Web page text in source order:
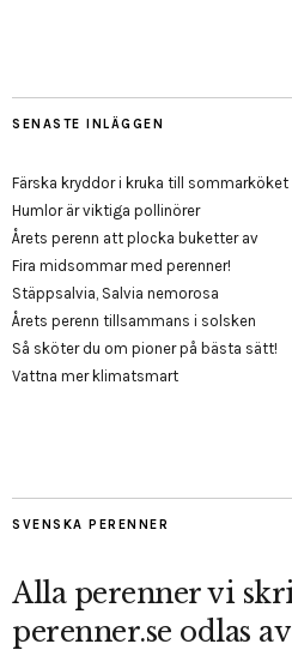
SENASTE INLÄGGEN
Färska kryddor i kruka till sommarköket
Humlor är viktiga pollinörer
Årets perenn att plocka buketter av
Fira midsommar med perenner!
Stäppsalvia, Salvia nemorosa
Årets perenn tillsammans i solsken
Så sköter du om pioner på bästa sätt!
Vattna mer klimatsmart
SVENSKA PERENNER
Alla perenner vi
perenner.se odlas